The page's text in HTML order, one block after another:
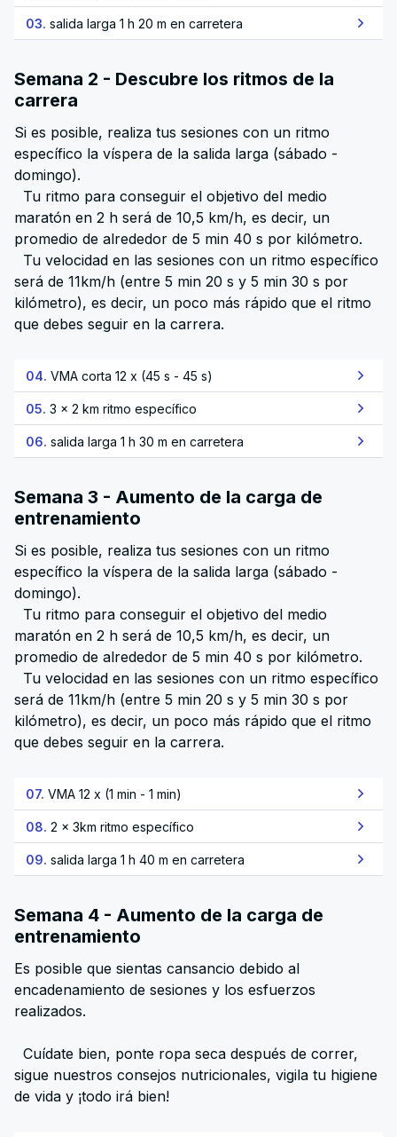
03. salida larga 1 h 20 m en carretera
Semana 2 - Descubre los ritmos de la
carrera
Si es posible, realiza tus sesiones con un ritmo
específico la víspera de la salida larga (sábado -
domingo).
Tu ritmo para conseguir el objetivo del medio
maratón en 2 h será de 10,5 km/h, es decir, un
promedio de alrededor de 5 min 40 s por kilómetro.
Tu velocidad en las sesiones con un ritmo específico
será de 11km/h (entre 5 min 20 s y 5 min 30 s por
kilómetro), es decir, un poco más rápido que el ritmo
que debes seguir en la carrera.
04. VMA corta 12 x (45 s - 45 s)
05. 3 x 2 km ritmo específico
06. salida larga 1 h 30 m en carretera
Semana 3 - Aumento de la carga de
entrenamiento
Si es posible, realiza tus sesiones con un ritmo
específico la víspera de la salida larga (sábado -
domingo).
Tu ritmo para conseguir el objetivo del medio
maratón en 2 h será de 10,5 km/h, es decir, un
promedio de alrededor de 5 min 40 s por kilómetro.
Tu velocidad en las sesiones con un ritmo específico
será de 11km/h (entre 5 min 20 s y 5 min 30 s por
kilómetro), es decir, un poco más rápido que el ritmo
que debes seguir en la carrera.
07. VMA 12 x (1 min - 1 min)
08. 2 x 3km ritmo específico
09. salida larga 1 h 40 m en carretera
Semana 4 - Aumento de la carga de
entrenamiento
Es posible que sientas cansancio debido al
encadenamiento de sesiones y los esfuerzos
realizados.
Cuídate bien, ponte ropa seca después de correr,
sigue nuestros consejos nutricionales, vigila tu higiene
de vida y ¡todo irá bien!